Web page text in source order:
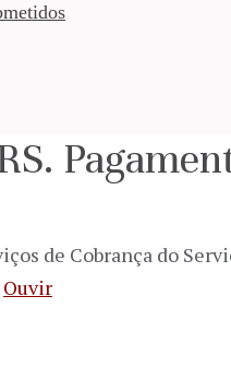
de Cobrança do
Ouvir